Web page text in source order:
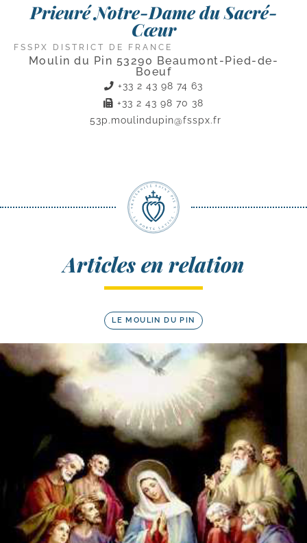
Prieuré Notre-Dame du Sacré-
Cœur
FSSPX DISTRICT DE FRANCE
Moulin du Pin 53290 Beaumont-Pied-de-
Boeuf
+33 2 43 98 74 63
+33 2 43 98 70 38
53p.moulindupin@fsspx.fr
Articles en relation
LE MOULIN DU PIN